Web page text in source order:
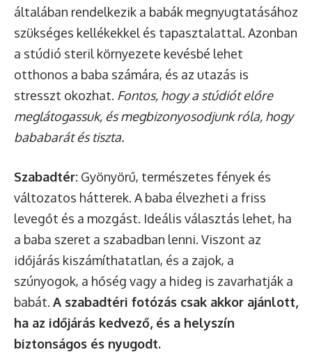
általában rendelkezik a babák megnyugtatásához
szükséges kellékekkel és tapasztalattal. Azonban
a stúdió steril környezete kevésbé lehet
otthonos a baba számára, és az utazás is
stresszt okozhat. Fontos, hogy a stúdiót előre
meglátogassuk, és megbizonyosodjunk róla, hogy
bababarát és tiszta.
Szabadtér: Gyönyörű, természetes fények és
változatos hátterek. A baba élvezheti a friss
levegőt és a mozgást. Ideális választás lehet, ha
a baba szeret a szabadban lenni. Viszont az
időjárás kiszámíthatatlan, és a zajok, a
szúnyogok, a hőség vagy a hideg is zavarhatják a
babát. A szabadtéri fotózás csak akkor ajánlott,
ha az időjárás kedvező, és a helyszín
biztonságos és nyugodt.